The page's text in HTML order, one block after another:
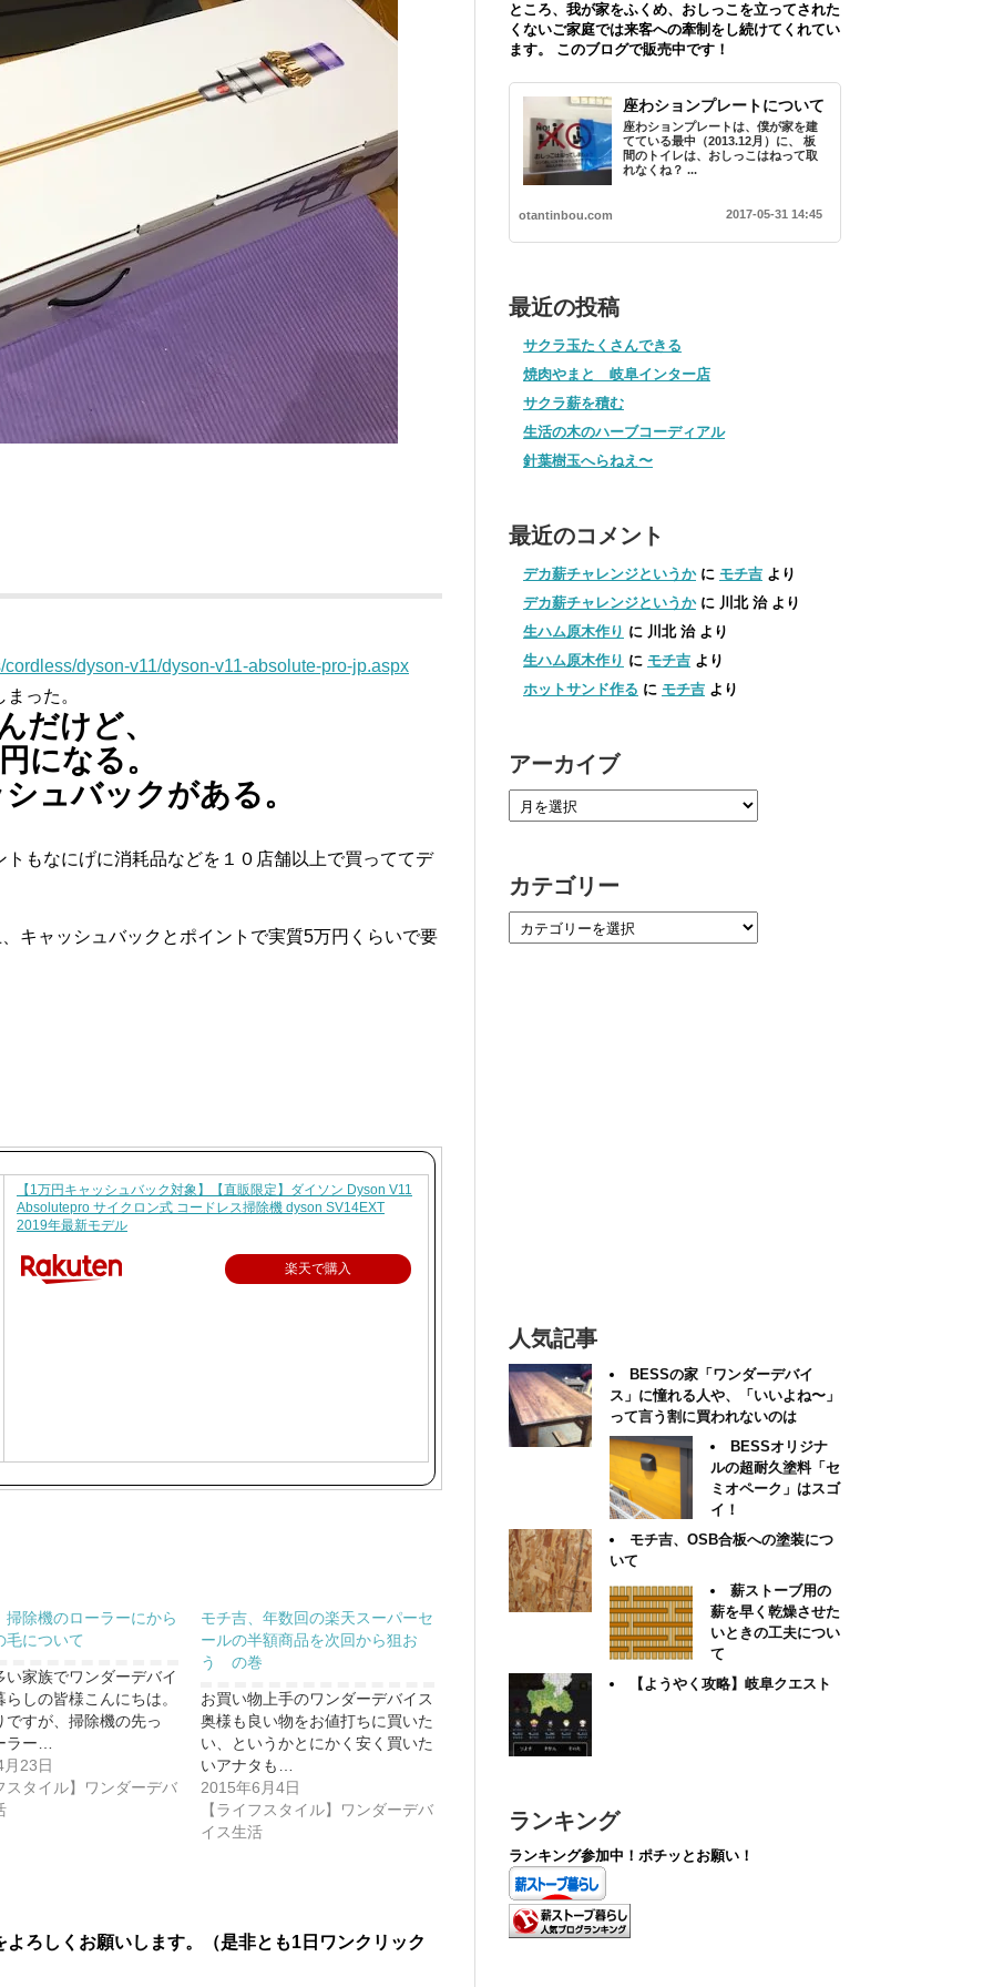
dyson-v11/dyson-v11-absolute-pro-jp.aspx
った。
だけど、
になる。
ュバックがある。
もなにげに消耗品などを１０店舗以上で買っててデ
キャッシュバックとポイントで実質5万円くらいで要
【1万円キャッシュバック対象】【直販限定】ダイソン Dyson V11
Absolutepro サイクロン式 コードレス掃除機 dyson SV14EXT
2019年最新モデル
楽天で購入
掃除機のローラーにから
毛について
い家族でワンダーデバイ
らしの皆様こんにちは。
ですが、掃除機の先っ
ラー…
23日
スタイル】ワンダーデバ
モチ吉、年数回の楽天スーパーセ
ールの半額商品を次回から狙お
う の巻
お買い物上手のワンダーデバイス
奥様も良い物をお値打ちに買いた
い、というかとにかく安く買いた
いアナタも…
2015年6月4日
【ライフスタイル】ワンダーデバ
イス生活
ろしくお願いします。（是非とも1日ワンクリック
ところ、我が家をふくめ、おしっこを立ってされた
くないご家庭では来客への牽制をし続けてくれてい
ます。 このブログで販売中です！
座わションプレートについて
座わションプレートは、僕が家を建
てている最中（2013.12月）に、 板
間のトイレは、おしっこはねって取
れなくね？ ...
otantinbou.com 2017-05-31 14:45
最近の投稿
サクラ玉たくさんできる
焼肉やまと 岐阜インター店
サクラ薪を積む
生活の木のハーブコーディアル
針葉樹玉へらねえ〜
最近のコメント
デカ薪チャレンジというかに モチ吉 より
デカ薪チャレンジというかに 川北 治より
生ハム原木作り に 川北 治より
生ハム原木作り に モチ吉 より
ホットサンド作る に モチ吉 より
アーカイブ
カテゴリー
人気記事
BESSの家「ワンダーデバイ
ス」に憧れる人や、「いいよね〜」
って言う割に買われないのは
BESSオリジナ
ルの超耐久塗料「セ
ミオペーク」はスゴ
イ！
モチ吉、OSB合板への塗装につ
いて
薪ストーブ用の
薪を早く乾燥させた
いときの工夫につい
て
【ようやく攻略】岐阜クエスト
ランキング
ランキング参加中！ポチッとお願い！